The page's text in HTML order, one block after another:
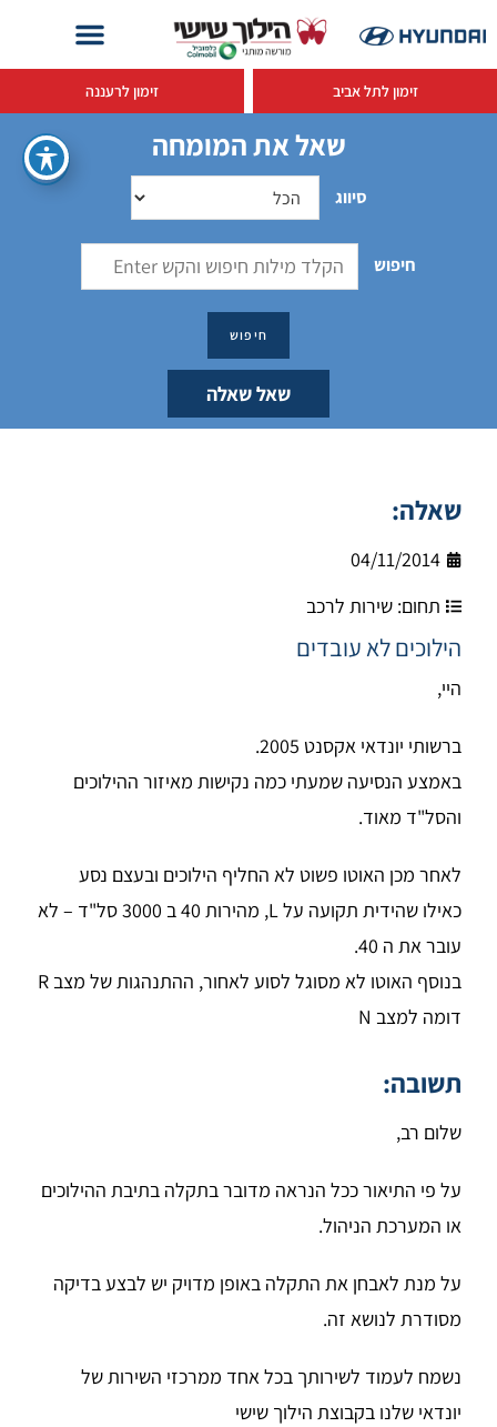
זימון לתל אביב זימון לרעננה
שאל את המומחה
סיווג
חיפוש
שאל שאלה
שאלה:
04/11/2014
תחום: שירות לרכב
הילוכים לא עובדים
היי,
ברשותי יונדאי אקסנט 2005.
באמצע הנסיעה שמעתי כמה נקישות מאיזור ההילוכים
והסל"ד מאוד.
לאחר מכן האוטו פשוט לא החליף הילוכים ובעצם נסע
כאילו שהידית תקועה על L, מהירות 40 ב 3000 סל"ד – לא
עובר את ה 40.
בנוסף האוטו לא מסוגל לסוע לאחור, ההתנהגות של מצב R
דומה למצב N
תשובה:
שלום רב,
על פי התיאור ככל הנראה מדובר בתקלה בתיבת ההילוכים
או המערכת הניהול.
על מנת לאבחן את התקלה באופן מדויק יש לבצע בדיקה
מסודרת לנושא זה.
נשמח לעמוד לשירותך בכל אחד ממרכזי השירות של
יונדאי שלנו בקבוצת הילוך שישי